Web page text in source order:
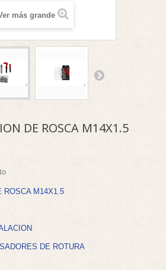
más grande
DE ROSCA M14X1.5
ROSCA M14X1.5
DE ROTURA